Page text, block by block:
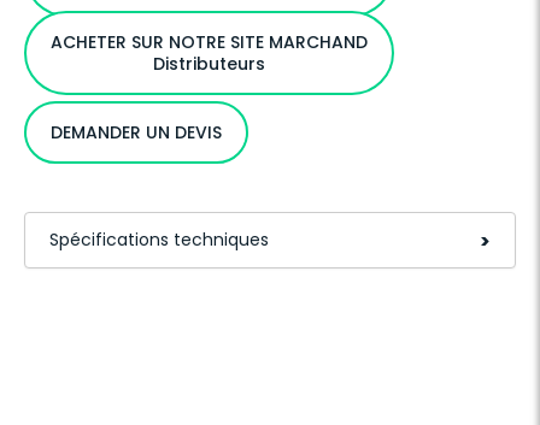
ACHETER SUR NOTRE SITE MARCHAND
Distributeurs
DEMANDER UN DEVIS
Spécifications techniques >